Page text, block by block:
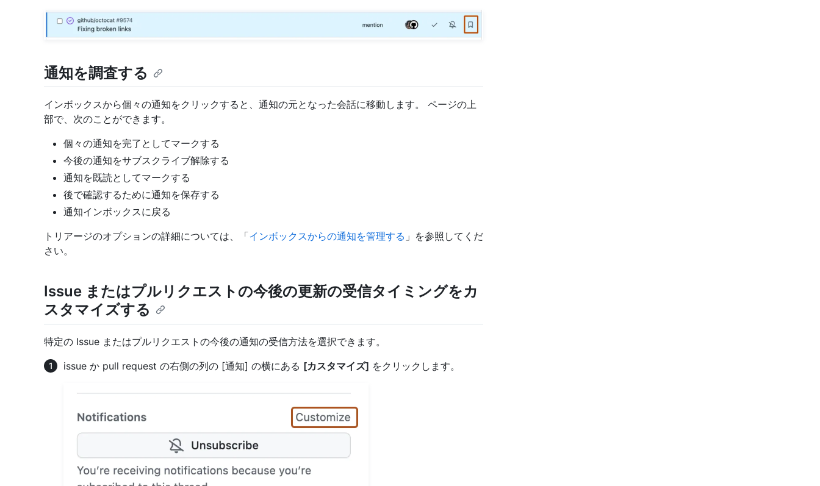
通知を調査する
インボックスから個々の通知をクリックすると、通知の元となった会話に移動します。 ページの上
部で、次のことができます。
個々の通知を完了としてマークする
今後の通知をサブスクライブ解除する
通知を既読としてマークする
後で確認するために通知を保存する
通知インボックスに戻る
トリアージのオプションの詳細については、「インボックスからの通知を管理する 」を参照してくだ
さい。
Issue またはプルリクエストの今後の更新の受信タイミングをカ
スタマイズする
特定の Issue またはプルリクエストの今後の通知の受信方法を選択できます。
issue か pull request の右側の列の [通知] の横にある [カスタマイズ] をクリックします。